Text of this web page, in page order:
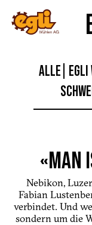
ALLE EGLI
«MAN
Nebikon,
Fabian
verbindet. Und
sondern um die